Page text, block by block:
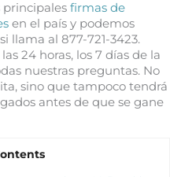
principales firmas de
en el país y podemos
llama al 877-721-3423.
24 horas, los 7 días de la
nuestras preguntas. No
sino que tampoco tendrá
antes de que se gane